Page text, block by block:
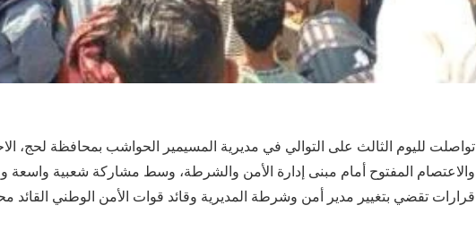
تواصلت لليوم الثالث على التوالي في مديرية المسيمير الحواشب بمحافظة لحج،
والاعتصام المفتوح أمام مبنى إدارة الأمن والشرطة، وسط مشاركة شعبية
قرارات تقضي بتغيير مدير أمن وشرطة المديرية وقائد قوات الأمن الوطني القائد